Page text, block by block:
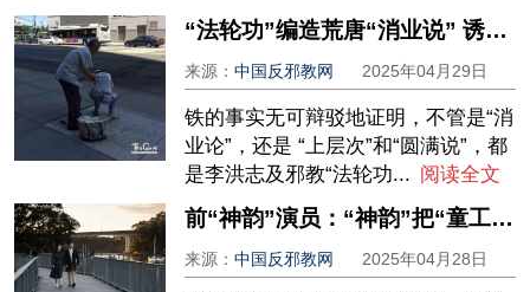
“法轮功”编造荒唐“消业说” 诱骗信徒走上不归路
来源：中国反邪教网 2025年04月29日
铁的事实无可辩驳地证明，不管是“消
业论”，还是 “上层次”和“圆满说”，都
是李洪志及邪教“法轮功... 阅读全文
前“神韵”演员：“神韵”把“童工大军”当摇钱树
来源：中国反邪教网 2025年04月28日